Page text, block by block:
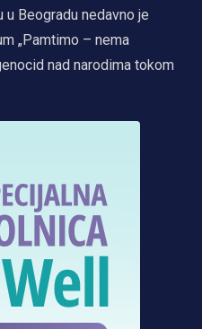
Beogradu nedavno je
„Pamtimo – nema
nad narodima tokom